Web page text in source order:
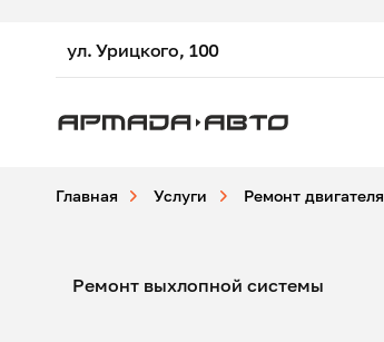
ул. Урицкого, 100
Главная Услуги Ремонт двигателя
Ремонт выхлопной системы